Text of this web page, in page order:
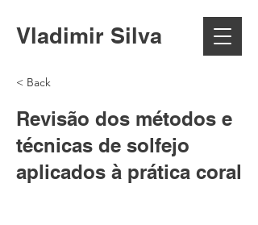
Vladimir Silva
< Back
Revisão dos métodos e
técnicas de solfejo
aplicados à prática coral